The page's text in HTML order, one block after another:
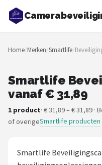
Zoeken
NAVIGATIE
Merken
Blog
Home/Merken/Smartlife/
Smartlife
vanaf € 31,89
1 product· € 31,89 – € 31,89 ·
of overigeSmartlife producten
Smartlife